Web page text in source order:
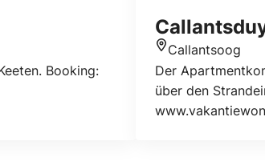
Booking:
Standort
Callantsoog
Der
über den